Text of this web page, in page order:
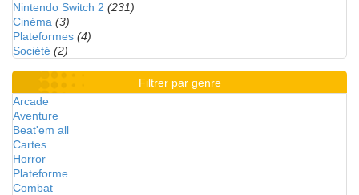
Nintendo Switch 2 (231)
Cinéma (3)
Plateformes (4)
Société (2)
Filtrer par genre
Arcade
Aventure
Beat'em all
Cartes
Horror
Plateforme
Combat